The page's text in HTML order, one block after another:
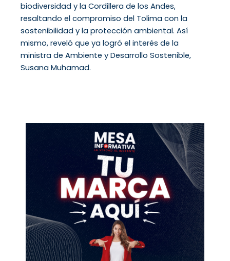
biodiversidad y la Cordillera de los Andes,
resaltando el compromiso del Tolima con la
sostenibilidad y la protección ambiental. Así
mismo, reveló que ya logró el interés de la
ministra de Ambiente y Desarrollo Sostenible,
Susana Muhamad.